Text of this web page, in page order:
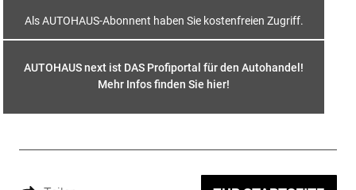
Als AUTOHAUS-Abonnent haben Sie kostenfreien Zugriff.
AUTOHAUS next ist DAS Profiportal für den Autohandel!
Mehr Infos finden Sie hier!